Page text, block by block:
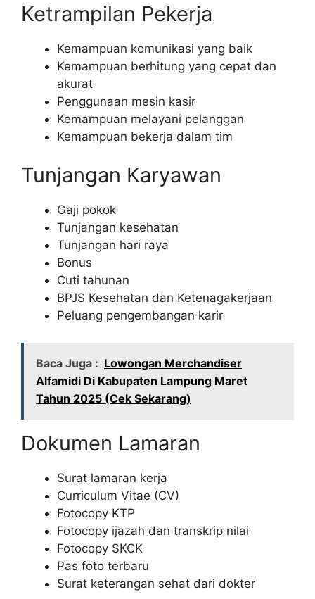
Ketrampilan Pekerja
Kemampuan komunikasi yang baik
Kemampuan berhitung yang cepat dan
akurat
Penggunaan mesin kasir
Kemampuan melayani pelanggan
Kemampuan bekerja dalam tim
Tunjangan Karyawan
Gaji pokok
Tunjangan kesehatan
Tunjangan hari raya
Bonus
Cuti tahunan
BPJS Kesehatan dan Ketenagakerjaan
Peluang pengembangan karir
Baca Juga : Lowongan Merchandiser
Alfamidi Di Kabupaten Lampung Maret
Tahun 2025 (Cek Sekarang)
Dokumen Lamaran
Surat lamaran kerja
Curriculum Vitae (CV)
Fotocopy KTP
Fotocopy ijazah dan transkrip nilai
Fotocopy SKCK
Pas foto terbaru
Surat keterangan sehat dari dokter